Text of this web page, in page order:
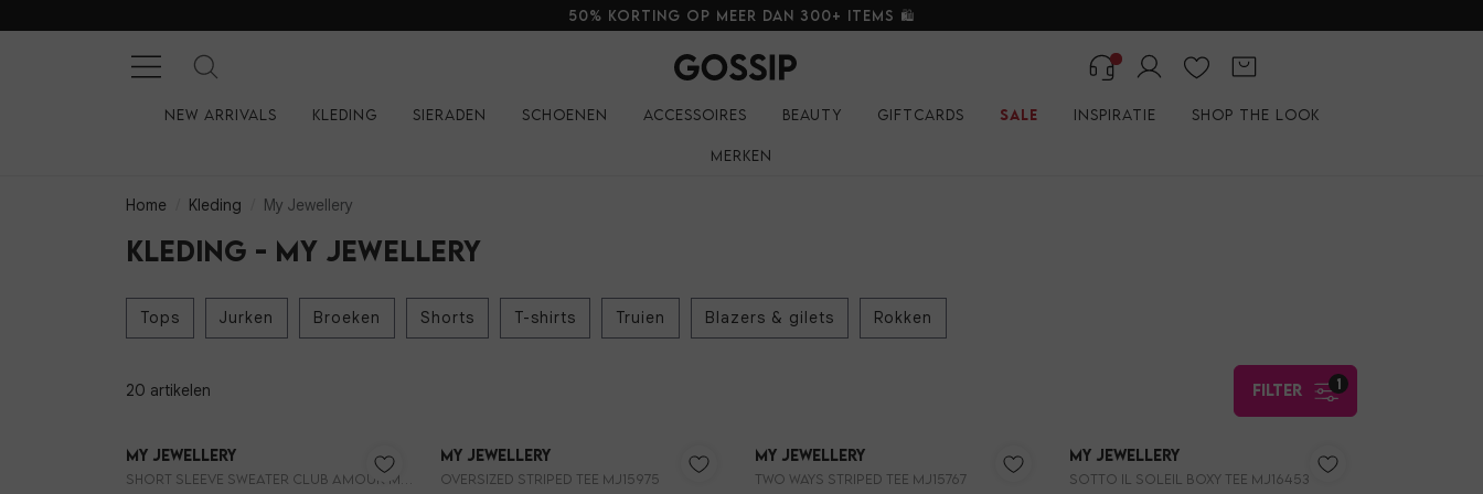
50% korting op meer dan 300+ items 🛍️
New arrivals Kleding Sieraden Schoenen Accessoires Beauty Giftcards Sale Inspiratie Shop the look
Merken
Home Kleding My Jewellery
Kleding - My Jewellery
Tops Jurken Broeken Shorts T-shirts Truien Blazers & gilets Rokken
20 artikelen 1
filter
My Jewellery
Short sleeve sweater club amour MJ15194
My Jewellery
Oversized striped tee MJ15975
My Jewellery
Two ways striped tee MJ15767
My Jewellery
Sotto il soleil Boxy tee MJ16453